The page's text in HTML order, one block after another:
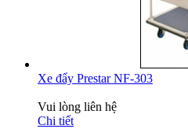
Xe đẩy Prestar NF-303
Vui lòng liên hệ
Chi tiết